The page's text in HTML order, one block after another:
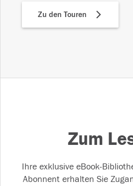
Zu den Touren
Zum
Ihre exklusive eBook-
Abonnent erhalten Sie